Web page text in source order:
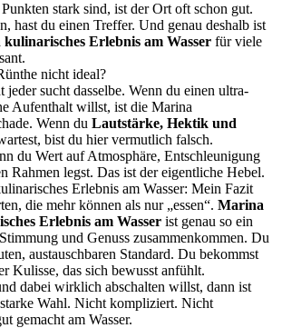
stark sind, ist der Ort oft schon gut.
hast du einen Treffer. Und genau deshalb ist
Erlebnis am Wasser für viele
nicht ideal?
sucht dasselbe. Wenn du einen ultra-
Aufenthalt willst, ist die Marina
Wenn du Lautstärke, Hektik und
bist du hier vermutlich falsch.
du Wert auf Atmosphäre, Entschleunigung
Rahmen legst. Das ist der eigentliche Hebel.
Erlebnis am Wasser: Mein Fazit
die mehr können als nur „essen“. Marina
Erlebnis am Wasser ist genau so ein
und Genuss zusammenkommen. Du
austauschbaren Standard. Du bekommst
Kulisse, das sich bewusst anfühlt.
dabei wirklich abschalten willst, dann ist
Wahl. Nicht kompliziert. Nicht
gemacht am Wasser.